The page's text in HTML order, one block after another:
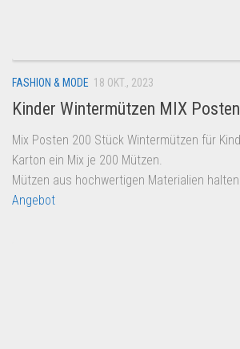
Amazon
Aldi
Lidl
Kostenlos verkaufen
Anmelden
FASHION & MODE 18 OKT., 2023
Kinder Wintermützen MIX Posten
Mix Posten 200 Stück Wintermützen für
Karton ein Mix je 200 Mützen.
Mützen aus hochwertigen Materialien
Angebot